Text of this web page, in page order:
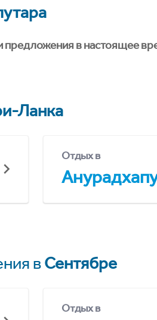
предложения в настоящее
Ланка
Отдых в
вСентябре
Отдых в